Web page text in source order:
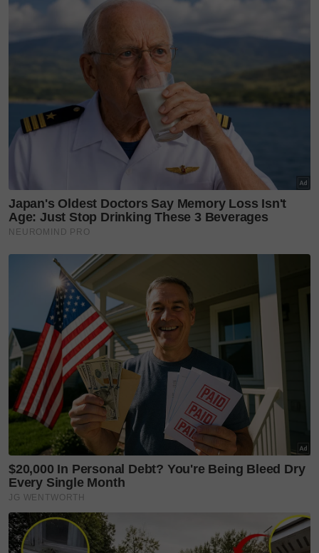
Teruskan membaca
'Saya tidak pernah give up' -
Betty Banafe menang kes...
'Ibu awak sangat hebat.' -
Ayash Affan genap 5 tahun,...
Bukan sekadar penyanyi,
'You complete me' - jarang
kongsi kisah rumah
tangga,...